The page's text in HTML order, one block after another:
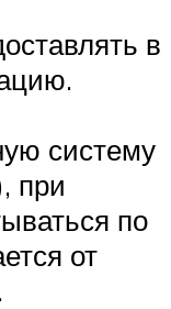
в
систему
при
по
от